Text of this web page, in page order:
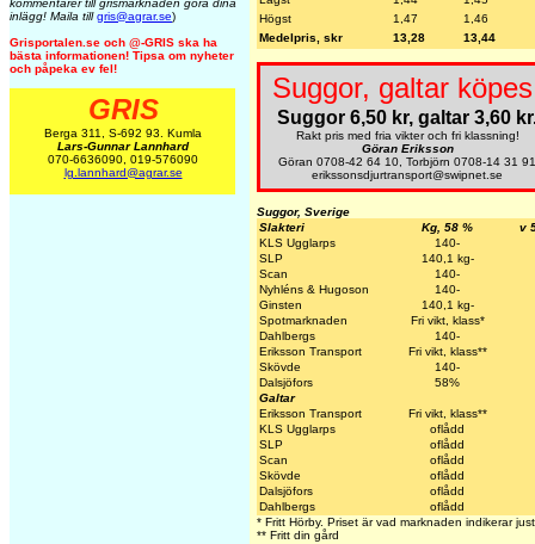
kommentarer till grismarknaden göra dina
inlägg! Maila till gris@agrar.se)
Grisportalen.se och @-GRIS ska ha
bästa informationen! Tipsa om nyheter
och påpeka ev fel!
GRIS
Berga 311, S-692 93. Kumla
Lars-Gunnar Lannhard
070-6636090, 019-576090
lg.lannhard@agrar.se
Högst
1,47
1,46
Medelpris, skr
13,28 13,44
Suggor, galtar
Suggor 6,50 kr, galtar 3,60
Rakt pris med fria vikter och fri klassning!
Göran Eriksson
Göran 0708-42 64 10, Torbjörn 0708-14 31 91
erikssonsdjurtransport@swipnet.se
Suggor, Sverige
Slakteri
Kg, 58 %
v
KLS Ugglarps
140-
SLP
140,1 kg-
Scan
140-
Nyhléns & Hugoson
140-
Ginsten
140,1 kg-
Spotmarknaden
Fri vikt, klass*
Dahlbergs
140-
Eriksson Transport
Fri vikt, klass**
Skövde
140-
Dalsjöfors
58%
Galtar
Eriksson Transport
Fri vikt, klass**
KLS Ugglarps
oflådd
SLP
oflådd
Scan
oflådd
Skövde
oflådd
Dalsjöfors
oflådd
Dahlbergs
oflådd
* Fritt Hörby. Priset är vad marknaden indikerar
** Fritt din gård